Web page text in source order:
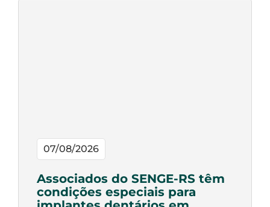
07/08/2026
Associados do SENGE-RS têm
condições especiais para